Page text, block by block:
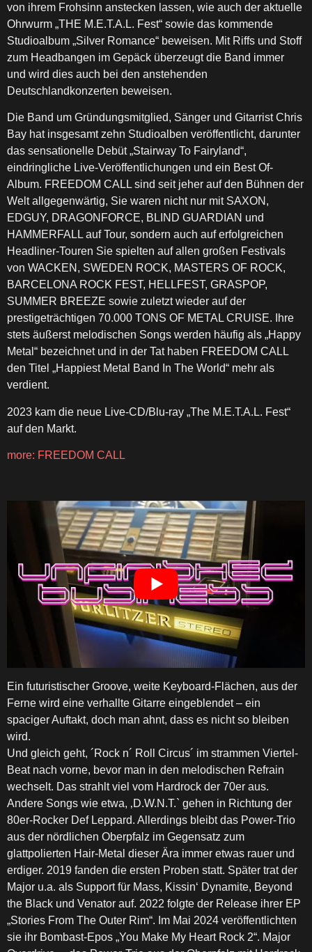
von ihrem Frohsinn anstecken lassen, wie auch der aktuelle
Ohrwurm „THE M.E.T.A.L. Fest“ sowie das kommende
Studioalbum „Silver Romance“ beweisen. Mit Riffs und Stoff
zum Headbangen im Gepäck überzeugt die Band immer
und wird dies auch bei den anstehenden
Deutschlandkonzerten beweisen.
Die Band um Gründungsmitglied, Sänger und Gitarrist Chris
Bay hat insgesamt zehn Studioalben veröffentlicht, darunter
das sensationelle Debüt „Stairway To Fairyland“,
eindringliche Live-Veröffentlichungen und ein Best Of-
Album. FREEDOM CALL sind seit jeher auf den Bühnen der
Welt allgegenwärtig, Sie waren nicht nur mit SAXON,
EDGUY, DRAGONFORCE, BLIND GUARDIAN und
HAMMERFALL auf Tour, sondern auch auf erfolgreichen
Headliner-Touren Sie spielten auf allen großen Festivals
von WACKEN, SWEDEN ROCK, MASTERS OF ROCK,
BARCELONA ROCK FEST, HELLFEST, GRASPOP,
SUMMER BREEZE sowie zuletzt wieder auf der
prestigeträchtigen 70.000 TONS OF METAL CRUISE. Ihre
stets äußerst melodischen Songs werden häufig als „Happy
Metal“ bezeichnet und in der Tat haben FREEDOM CALL
den Titel „Happiest Metal Band In The World“ mehr als
verdient.
2023 kam die neue Live-CD/Blu-ray „The M.E.T.A.L. Fest“
auf den Markt.
more: FREEDOM CALL
Ein futuristischer Groove, weite Keyboard-Flächen, aus der
Ferne wird eine verhallte Gitarre eingeblendet – ein
spaciger Auftakt, doch man ahnt, dass es nicht so bleiben
wird.
Und gleich geht, ´Rock n´ Roll Circus´ im strammen Viertel-
Beat nach vorne, bevor man in den melodischen Refrain
wechselt. Das strahlt viel vom Hardrock der 70er aus.
Andere Songs wie etwa, ‚D.W.N.T.` gehen in Richtung der
80er-Rocker Def Leppard. Allerdings bleibt das Power-Trio
aus der nördlichen Oberpfalz im Gegensatz zum
glattpolierten Hair-Metal dieser Ära immer etwas rauer und
erdiger. 2019 fanden die ersten Proben statt. Später trat der
Major u.a. als Support für Mass, Kissin‘ Dynamite, Beyond
the Black und Venator auf. 2022 folgte der Release ihrer EP
„Stories From The Outer Rim“. Im Mai 2024 veröffentlichten
sie ihr Bombast-Epos „You Make My Heart Rock 2“. Major